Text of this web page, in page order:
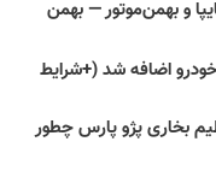
و بهمن‌موتور — بهمن
خودرو اضافه شد (+شرایط
بخاری پژو پارس چطور